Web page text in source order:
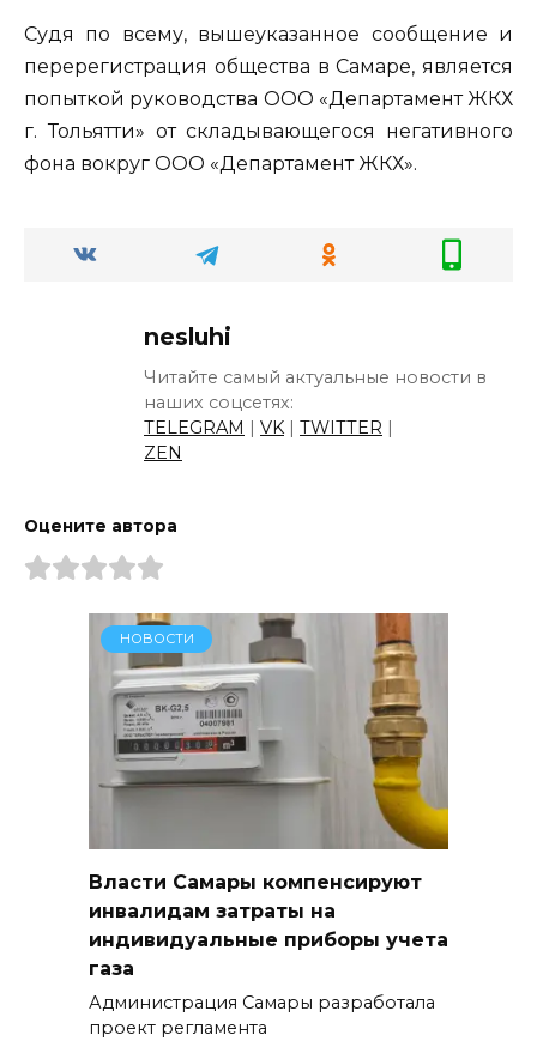
Судя по всему, вышеуказанное сообщение и
перерегистрация общества в Самаре, является
попыткой руководства ООО «Департамент ЖКХ
г. Тольятти» от складывающегося негативного
фона вокруг ООО «Департамент ЖКХ».
nesluhi
Читайте самый актуальные новости в
наших соцсетях:
TELEGRAM | VK | TWITTER |
ZEN
Оцените автора
НОВОСТИ
Власти Самары компенсируют
инвалидам затраты на
индивидуальные приборы учета
газа
Администрация Самары разработала
проект регламента